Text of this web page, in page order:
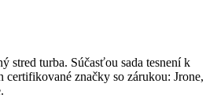
stred turba. Súčasťou sada tesnení k
certifikované značky so zárukou: Jrone,